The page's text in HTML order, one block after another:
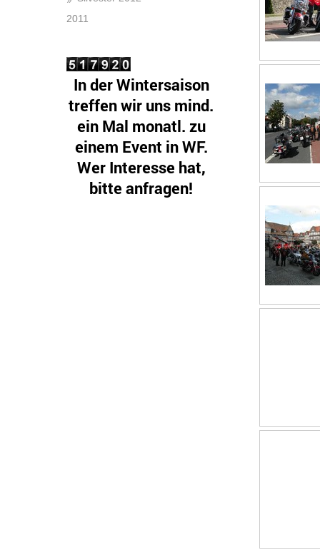
2011
In der Wintersaison
treffen wir uns mind.
ein Mal monatl. zu
einem Event in WF.
Wer Interesse hat,
bitte anfragen!